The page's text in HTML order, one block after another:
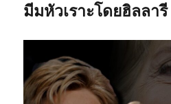
มีมหัวเราะโดยฮิลลา